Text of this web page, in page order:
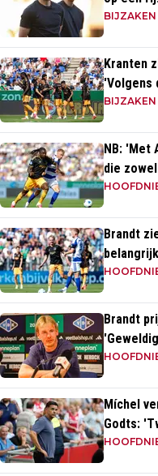
BIJZAKEN
Kranten
'Volgens
BIJZAKEN
NB: 'Met
die
heeft'
Brandt
Brandt
Míchel
Godts: